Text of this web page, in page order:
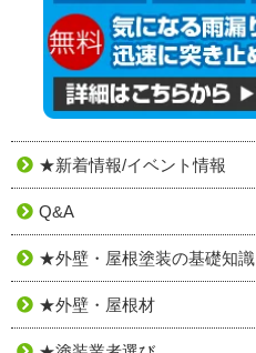
★新着情報/イベント情報
Q&A
★外壁・屋根塗装の基礎知識
★外壁・屋根材